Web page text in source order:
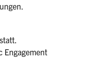
Engagement